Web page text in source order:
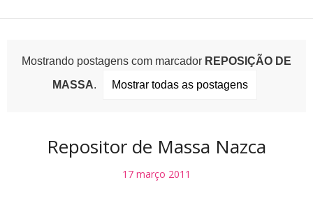
Mostrando postagens com marcador REPOSIÇÃO DE
MASSA. Mostrar todas as postagens
Repositor de Massa Nazca
17 março 2011